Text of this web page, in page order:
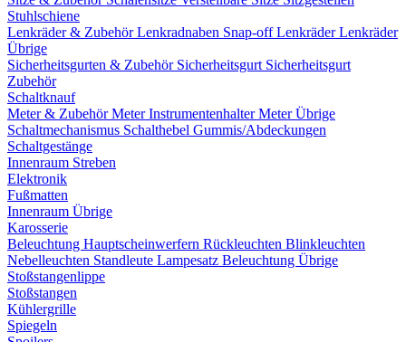
Stuhlschiene
Lenkräder & ZubehörLenkradnaben Snap-offLenkräderLenkräder
Übrige
Sicherheitsgurten & Zubehör Sicherheitsgurt Sicherheitsgurt
Zubehör
Schaltknauf
Meter & ZubehörMeterInstrumentenhalterMeter Übrige
Schaltmechanismus Schalthebel Gummis/Abdeckungen
Schaltgestänge
Innenraum Streben
Elektronik
Fußmatten
Innenraum Übrige
Karosserie
Beleuchtung Hauptscheinwerfern Rückleuchten Blinkleuchten
Nebelleuchten Standleute Lampesatz Beleuchtung Übrige
Stoßstangenlippe
Stoßstangen
Kühlergrille
Spiegeln